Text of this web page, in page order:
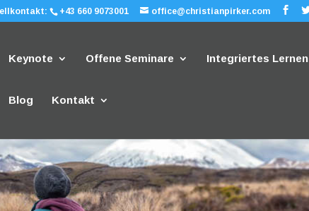
+43 660 9073001 office@christianpirker.com
Keynote Offene Seminare Integriertes Lernen
Blog Kontakt